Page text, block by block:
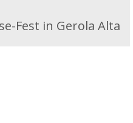
Fest in Gerola Alta